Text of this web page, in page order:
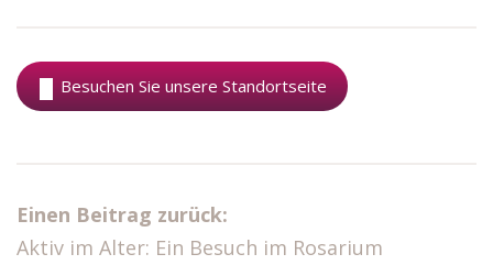
Besuchen Sie unsere Standortseite
Einen Beitrag zurück:
Aktiv im Alter: Ein Besuch im Rosarium